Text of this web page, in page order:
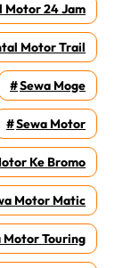
Motor 24 Jam
Motor Trail
Sewa Moge
Sewa Motor
Ke Bromo
Motor Matic
Motor Touring